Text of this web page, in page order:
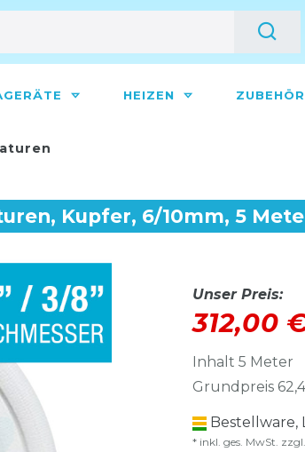
HEIZEN ZUBEHÖR
Kupfer, 6/10mm, 5
Unser Preis:
312,00
Inhalt 5 Meter
Grundpreis
Bestellware,
* inkl. ges. MwSt. zzgl.